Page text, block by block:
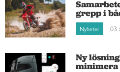
grepp i
Nyheter 03
Ny
minimera